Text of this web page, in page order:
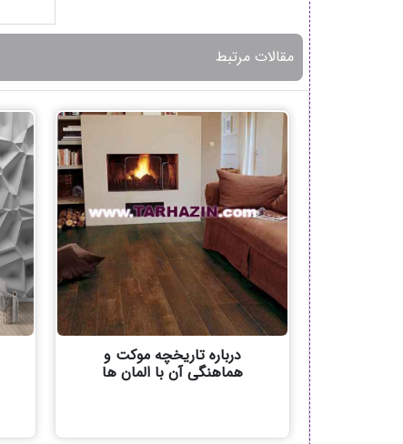
مقالات مرتبط
درباره تاریخچه موکت و
هماهنگی آن با المان ها